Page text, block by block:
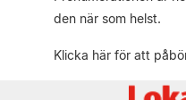
den när som helst.
Klicka här för att